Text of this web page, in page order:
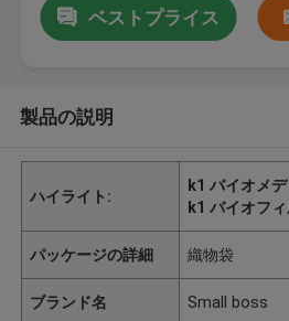
ベストプライス
製品の説明
ハイライト:
k1 バイオメ
k1 バイオフ
パッケージの詳細 織物袋
ブランド名 Small boss